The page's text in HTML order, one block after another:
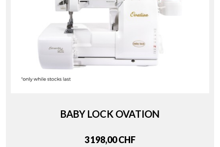
BABY LOCK OVATION
Price
3 198,00 CHF